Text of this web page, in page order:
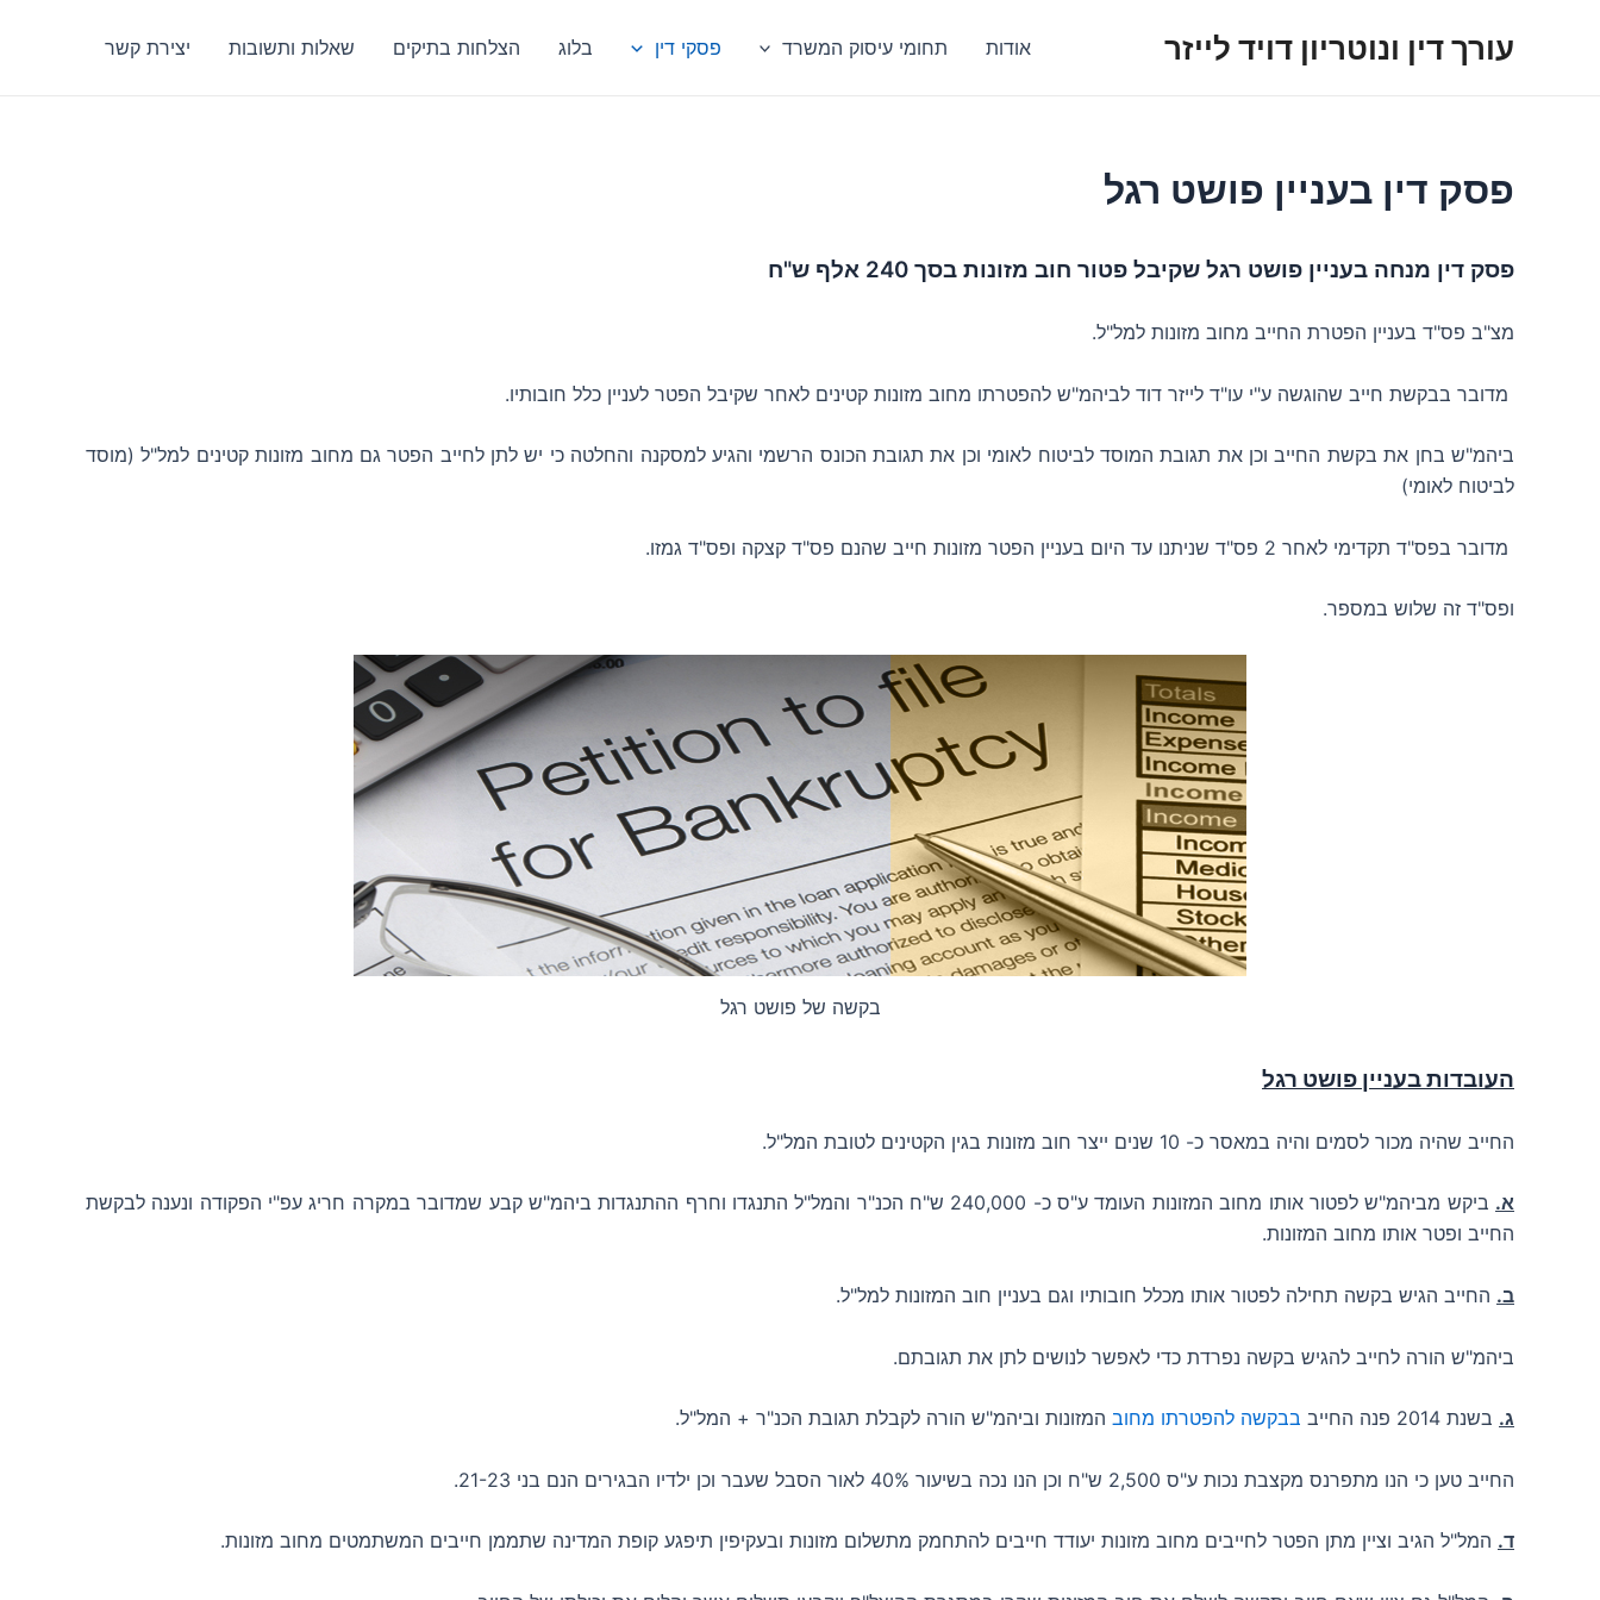
עורך דין ונוטריון דויד לייזר אודות תחומי עיסוק המשרד פסקי דין בלוג הצלחות בתיקים שאלות ותשובות יצירת קשר
פסק דין בעניין פושט רגל
פסק דין מנחה בעניין פושט רגל שקיבל פטור חוב מזונות בסך 240 אלף ש"ח
מצ"ב פס"ד בעניין הפטרת החייב מחוב מזונות למל"ל.
מדובר בבקשת חייב שהוגשה ע"י עו"ד לייזר דוד לביהמ"ש להפטרתו מחוב מזונות קטינים לאחר שקיבל הפטר לעניין כלל חובותיו.
ביהמ"ש בחן את בקשת החייב וכן את תגובת המוסד לביטוח לאומי וכן את תגובת הכונס הרשמי והגיע למסקנה והחלטה כי יש לתן לחייב הפטר גם מחוב מזונות קטינים למל"ל (מוסד
לביטוח לאומי)
מדובר בפס"ד תקדימי לאחר 2 פס"ד שניתנו עד היום בעניין הפטר מזונות חייב שהנם פס"ד קצקה ופס"ד גמזו.
ופס"ד זה שלוש במספר.
בקשה של פושט רגל
העובדות בעניין פושט רגל
החייב שהיה מכור לסמים והיה במאסר כ- 10 שנים ייצר חוב מזונות בגין הקטינים לטובת המל"ל.
א.
ביקש מביהמ"ש לפטור אותו מחוב המזונות העומד ע"ס כ- 240,000 ש"ח הכנ"ר והמל"ל התנגדו וחרף ההתנגדות ביהמ"ש קבע שמדובר במקרה חריג עפ"י הפקודה ונענה לבקשת
החייב ופטר אותו מחוב המזונות.
ב. החייב הגיש בקשה תחילה לפטור אותו מכלל חובותיו וגם בעניין חוב המזונות למל"ל.
ביהמ"ש הורה לחייב להגיש בקשה נפרדת כדי לאפשר לנושים לתן את תגובתם.
ג. בשנת 2014 פנה החייב בבקשה להפטרתו מחוב המזונות וביהמ"ש הורה לקבלת תגובת הכנ"ר + המל"ל.
החייב טען כי הנו מתפרנס מקצבת נכות ע"ס 2,500 ש"ח וכן הנו נכה בשיעור 40% לאור הסבל שעבר וכן ילדיו הבגירים הנם בני 21-23.
ד. המל"ל הגיב וציין מתן הפטר לחייבים מחוב מזונות יעודד חייבים להתחמק מתשלום מזונות ובעקיפין תיפגע קופת המדינה שתממן חייבים המשתמטים מחוב מזונות.